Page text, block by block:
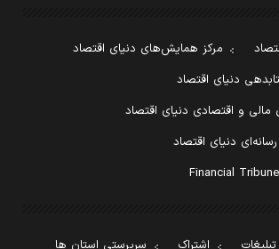
مرکز همایش‌های دنیای اقتصاد
دنیای اقتصاد
و اقتصادی دنیای اقتصاد
دنیای اقتصاد
تبلیغات اشتراک
سرپرستی استان ها